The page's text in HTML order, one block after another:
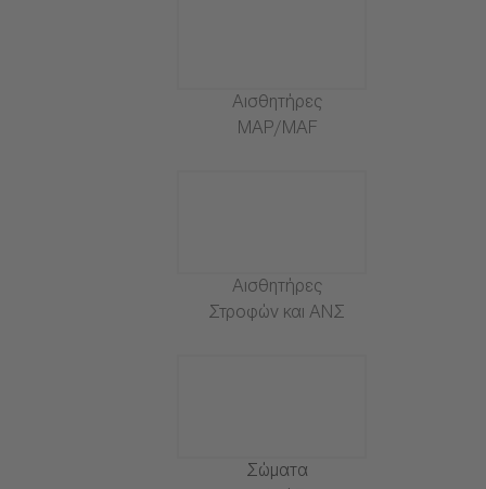
Αισθητήρες
MAP/MAF
Αισθητήρες
Στροφών και ΑΝΣ
Σώματα